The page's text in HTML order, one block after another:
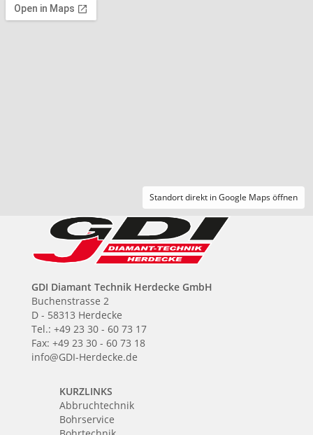
Standort direkt in Google Maps öffnen
GDI Diamant Technik Herdecke GmbH
Buchenstrasse 2
D - 58313 Herdecke
Tel.: +49 23 30 - 60 73 17
Fax: +49 23 30 - 60 73 18
info@GDI-Herdecke.de
KURZLINKS
Abbruchtechnik
Bohrservice